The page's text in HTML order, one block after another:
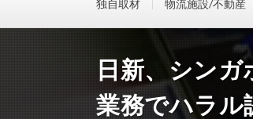
独自取材 物流施設/不動産
日新、シンガ
業務でハラル